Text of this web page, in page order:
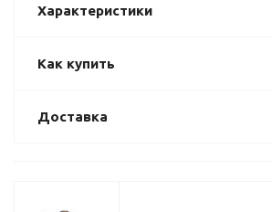
Характеристики
Как купить
Доставка